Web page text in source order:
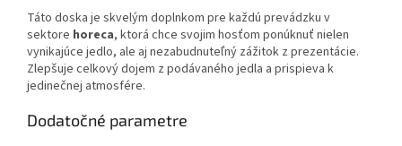
Táto doska je skvelým doplnkom pre každú prevádzku v
sektore horeca, ktorá chce svojim hosťom ponúknuť nielen
vynikajúce jedlo, ale aj nezabudnuteľný zážitok z prezentácie.
Zlepšuje celkový dojem z podávaného jedla a prispieva k
jedinečnej atmosfére.
Dodatočné parametre